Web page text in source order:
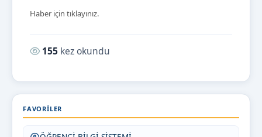
Haber için tıklayınız.
Okunma sayısı:
155 kez okundu
FAVORILER